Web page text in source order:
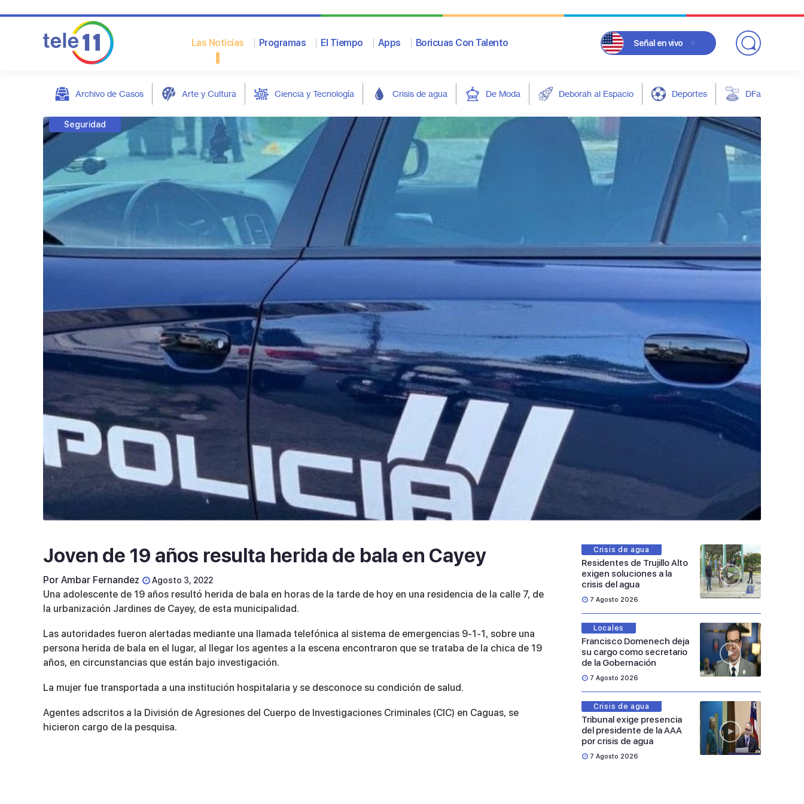
Las Noticias Programas El Tiempo Apps Boricuas Con Talento Señal en vivo
Archivo de Casos Arte y Cultura Ciencia y Tecnología Crisis de agua De Moda Deborah al Espacio Deportes DFarándula
Seguridad
Joven de 19 años resulta herida de bala en Cayey
Por Ambar Fernandez Agosto 3, 2022
Una adolescente de 19 años resultó herida de bala en horas de la tarde de hoy en una residencia de la calle 7, de
la urbanización Jardines de Cayey, de esta municipalidad.
Las autoridades fueron alertadas mediante una llamada telefónica al sistema de emergencias 9-1-1, sobre una
persona herida de bala en el lugar, al llegar los agentes a la escena encontraron que se trataba de la chica de 19
años, en circunstancias que están bajo investigación.
La mujer fue transportada a una institución hospitalaria y se desconoce su condición de salud.
Agentes adscritos a la División de Agresiones del Cuerpo de Investigaciones Criminales (CIC) en Caguas, se
hicieron cargo de la pesquisa.
Crisis de agua
Residentes de Trujillo Alto
exigen soluciones a la
crisis del agua
7 Agosto 2026
Locales
Francisco Domenech deja
su cargo como secretario
de la Gobernación
7 Agosto 2026
Crisis de agua
Tribunal exige presencia
del presidente de la AAA
por crisis de agua
7 Agosto 2026